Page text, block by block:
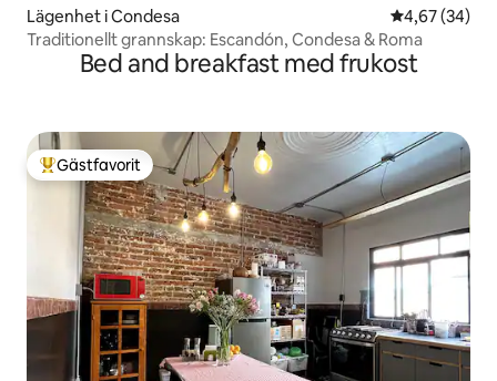
Lägenhet i Condesa 4,67 av 5 i
4,67 (34)
Traditionellt grannskap: Escandón, Condesa & Roma
Bed and breakfast med frukost
Populär gästfavorit
Gästfavorit